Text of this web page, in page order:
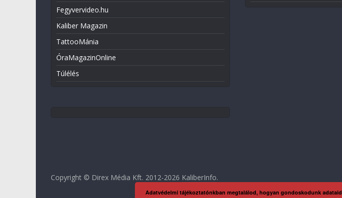
Fegyvervideo.hu
Kaliber Magazin
TattooMánia
ÓraMagazinOnline
Túlélés
Copyright © Direx Média Kft. 2012-2026 KaliberInfo.
Adatvédelmi tájékoztatónkban megtalálod, hogyan gondoskodunk